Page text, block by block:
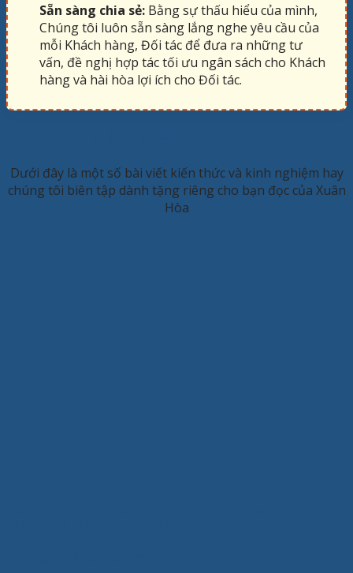
Sẵn sàng chia sẻ: Bằng sự thấu hiểu của mình,
Chúng tôi luôn sẵn sàng lắng nghe yêu cầu của
mỗi Khách hàng, Đối tác để đưa ra những tư
vấn, đề nghị hợp tác tối ưu ngân sách cho Khách
hàng và hài hòa lợi ích cho Đối tác.
Dưới đây là một số bài viết kiến thức và kinh nghiệm hay
chúng tôi biên tập dành tặng riêng cho bạn đọc của Xuân
Hòa